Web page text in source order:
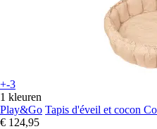
+-3
1 kleuren
Play&Go Tapis d'éveil et cocon
€ 124,95